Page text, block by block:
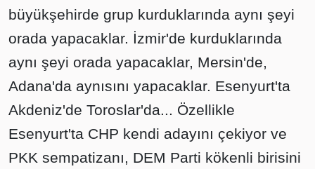
büyükşehirde grup kurduklarında aynı şeyi
orada yapacaklar. İzmir'de kurduklarında
aynı şeyi orada yapacaklar, Mersin'de,
Adana'da aynısını yapacaklar. Esenyurt'ta
Akdeniz'de Toroslar'da... Özellikle
Esenyurt'ta CHP kendi adayını çekiyor ve
PKK sempatizanı, DEM Parti kökenli birisini